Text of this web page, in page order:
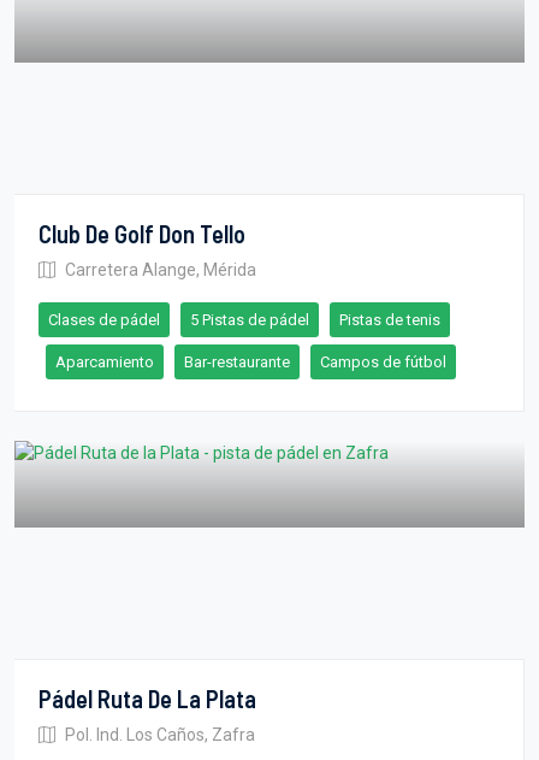
Club De Golf Don Tello
Carretera Alange, Mérida
Clases de pádel 5 Pistas de pádel Pistas de tenis
Aparcamiento Bar-restaurante Campos de fútbol
Pádel Ruta De La Plata
Pol. Ind. Los Caños, Zafra